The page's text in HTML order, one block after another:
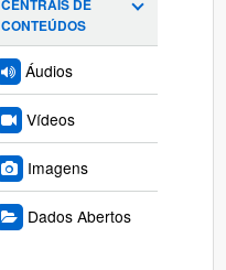
CENTRAIS DE
CONTEÚDOS
Áudios
Vídeos
Imagens
Dados Abertos